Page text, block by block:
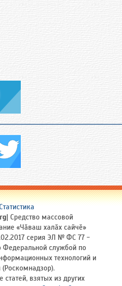
| Средство массовой
«Чӑваш халӑх сайчӗ»
серия ЭЛ № ФС 77 -
Федеральной службой по
технологий и
взятых из других